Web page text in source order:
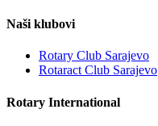
Naši klubovi
Rotary Club Sarajevo
Rotaract Club Sarajevo
Rotary International